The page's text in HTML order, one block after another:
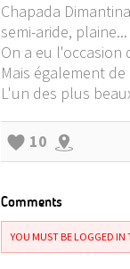
Chapada
semi-aride, plaine...
On a eu
Mais également
L'un des plus
10
Comments
YOU MUST BE LOGGED